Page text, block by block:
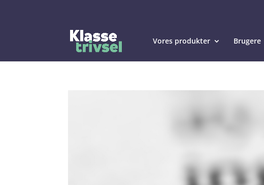
Vores produkter Brugere